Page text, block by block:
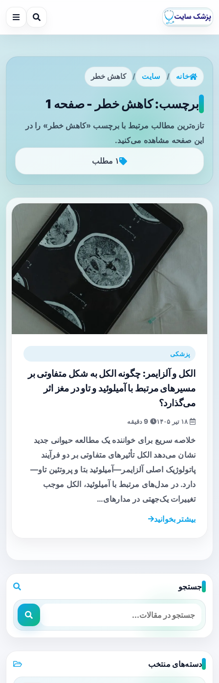
خانه / سایت / کاهش خطر
برچسب: کاهش خطر - صفحه 1
تازه‌ترین مطالب مرتبط با برچسب «کاهش خطر» را در
این صفحه مشاهده می‌کنید.
۱ مطلب
پزشکی
الکل و آلزایمر: چگونه الکل به شکل متفاوتی بر
مسیرهای مرتبط با آمیلوئید و تاو در مغز اثر
می‌گذارد؟
خلاصه سریع برای خواننده یک مطالعه حیوانی جدید
نشان می‌دهد الکل تأثیرهای متفاوتی بر دو فرآیند
پاتولوژیک اصلی آلزایمر—آمیلوئید بتا و پروتئین تاو—
دارد. در مدل‌های مرتبط با آمیلوئید، الکل موجب
تغییرات یک‌جهتی در مدارهای…
بیشتر بخوانید
جستجو
دسته‌های منتخب